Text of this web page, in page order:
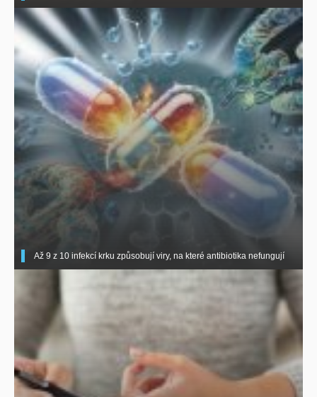
Až 9 z 10 infekcí krku způsobují viry, na které antibiotika nefungují